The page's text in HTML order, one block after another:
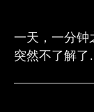
一天，一分
突然不了解